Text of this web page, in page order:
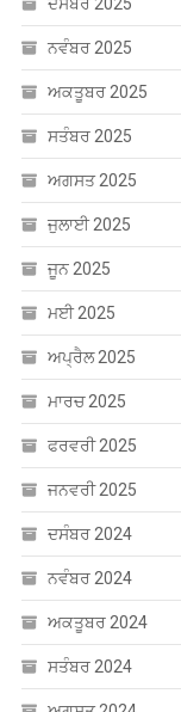
ਜੂਨ 2025
ਮਈ 2025
ਅਪ੍ਰੈਲ 2025
ਮਾਰਚ 2025
ਫਰਵਰੀ 2025
ਜਨਵਰੀ 2025
ਦਸੰਬਰ 2024
ਨਵੰਬਰ 2024
ਅਕਤੂਬਰ 2024
ਸਤੰਬਰ 2024
ਅਗਸਤ 2024
ਜੁਲਾਈ 2024
ਜੂਨ 2024
ਮਈ 2024
ਅਪ੍ਰੈਲ 2024
ਮਾਰਚ 2024